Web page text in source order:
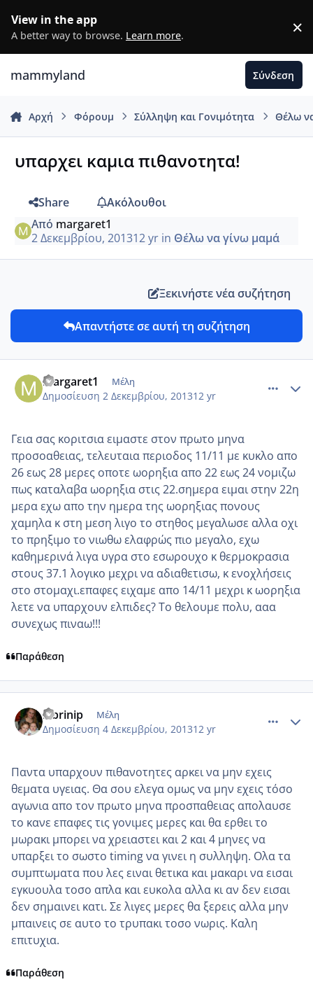
View in the app
A better way to browse. Learn more. ×
mammyland Σύνδεση
Αρχή Φόρουμ Σύλληψη και Γονιμότητα Θέλω
υπαρχει καμια πιθανοτητα!
Share
Ακόλουθοι
Από margaret1
2 Δεκεμβρίου, 201312 yrin Θέλω να γίνω μαμά
Ξεκινήστε νέα συζήτηση
Απαντήστε σε αυτή τη συζήτηση
margaret1 Μέλη
Δημοσίευση 2 Δεκεμβρίου, 201312 yr
Γεια σας κοριτσια ειμαστε στον πρωτο μηνα
προσοαθειας, τελευταια περιοδος 11/11 με κυκλο απο
26 εως 28 μερες οποτε ωορηξια απο 22 εως 24 νομιζω
πως καταλαβα ωορηξια στις 22.σημερα ειμαι στην 22η
μερα εχω απο την ημερα της ωορηξιας πονους
χαμηλα κ στη μεση λιγο το στηθος μεγαλωσε αλλα οχι
το πρηξιμο το νιωθω ελαφρώς πιο μεγαλο, εχω
καθημερινά λιγα υγρα στο εσωρουχο κ θερμοκρασια
στους 37.1 λογικο μεχρι να αδιαθετισω, κ ενοχλήσεις
στο στομαχι.επαφες ειχαμε απο 14/11 μεχρι κ ωορηξια
λετε να υπαρχουν ελπιδες? Το θελουμε πολυ, ααα
συνεχως πιναω!!!
Παράθεση
labrinip Μέλη
Δημοσίευση 4 Δεκεμβρίου, 201312 yr
Παντα υπαρχουν πιθανοτητες αρκει να μην εχεις
θεματα υγειας. Θα σου ελεγα ομως να μην εχεις τόσο
αγωνια απο τον πρωτο μηνα προσπαθειας απολαυσε
το κανε επαφες τις γονιμες μερες και θα ερθει το
μωρακι μπορει να χρειαστει και 2 και 4 μηνες να
υπαρξει το σωστο timing να γινει η συλληψη. Ολα τα
συμπτωματα που λες ειναι θετικα και μακαρι να εισαι
εγκυουλα τοσο απλα και ευκολα αλλα κι αν δεν εισαι
δεν σημαινει κατι. Σε λιγες μερες θα ξερεις αλλα μην
μπαινεις σε αυτο το τρυπακι τοσο νωρις. Καλη
επιτυχια.
Παράθεση